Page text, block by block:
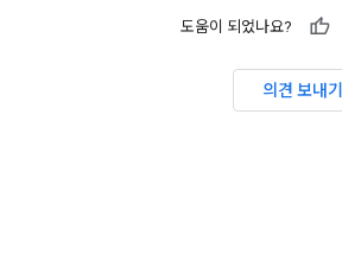
도움이 되었나요?
의견 보내기